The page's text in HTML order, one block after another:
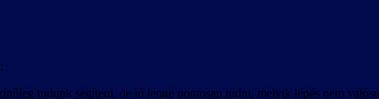
tudunk segíteni, de jó lenne pontosan tudni, melyik lépés nem